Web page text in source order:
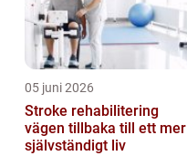
05 juni 2026
Stroke rehabilitering
vägen tillbaka till ett mer
självständigt liv